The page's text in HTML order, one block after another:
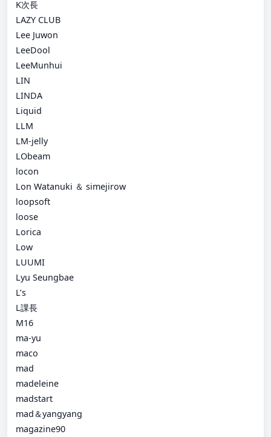
K次長
LAZY CLUB
Lee Juwon
LeeDool
LeeMunhui
LIN
LINDA
Liquid
LLM
LM-jelly
LObeam
locon
Lon Watanuki ＆ simejirow
loopsoft
loose
Lorica
Low
LUUMI
Lyu Seungbae
L’s
L課長
M16
ma-yu
maco
mad
madeleine
madstart
mad＆yangyang
magazine90